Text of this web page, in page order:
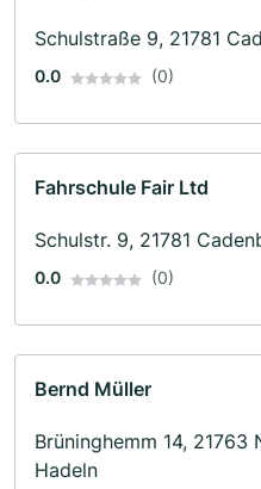
Schulstraße 9, 21781
0.0 (0)
Fahrschule Fair Ltd
Schulstr. 9, 21781
0.0 (0)
Bernd Müller
Brüninghemm 14, 21763
Hadeln